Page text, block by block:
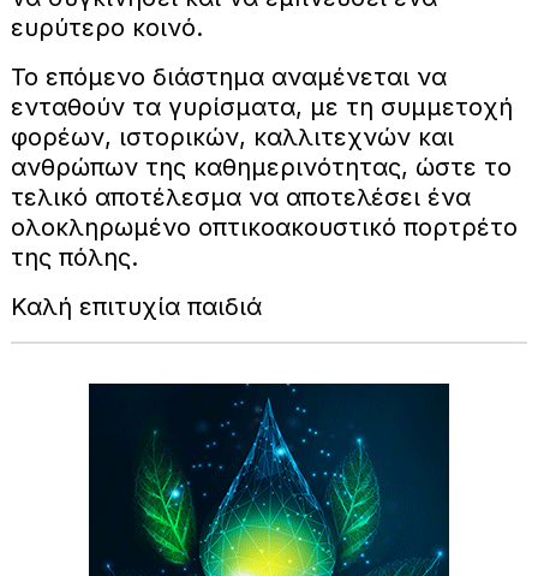
ευρύτερο κοινό.
Το επόμενο διάστημα αναμένεται να
ενταθούν τα γυρίσματα, με τη συμμετοχή
φορέων, ιστορικών, καλλιτεχνών και
ανθρώπων της καθημερινότητας, ώστε το
τελικό αποτέλεσμα να αποτελέσει ένα
ολοκληρωμένο οπτικοακουστικό πορτρέτο
της πόλης.
Καλή επιτυχία παιδιά